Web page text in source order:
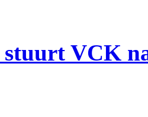
stuurt VCK